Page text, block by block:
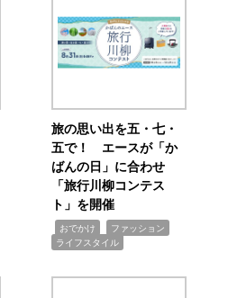
旅の思い出を五・七・
五で！ エースが「か
ばんの日」に合わせ
「旅行川柳コンテス
ト」を開催
おでかけ ファッション
ライフスタイル